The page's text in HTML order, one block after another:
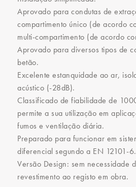
Aprovado para condutas de
compartimento único (de acordo
multi-compartimento (de acordo
Aprovado para diversos tipos de
betão.
Excelente estanquidade ao ar,
acústico (-28dB).
Classificado de fiabilidade de
permite a sua utilização em
fumos e ventilação diária.
Preparado para funcionar em
diferencial segundo a EN 12101-6.
Versão Design: sem necessidade
revestimento ao registo em obra.